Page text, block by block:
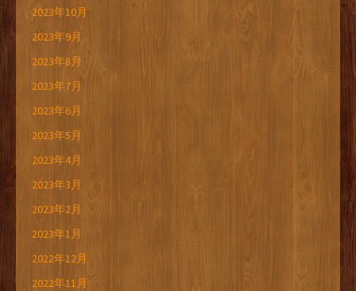
2023年10月
2023年9月
2023年8月
2023年7月
2023年6月
2023年5月
2023年4月
2023年3月
2023年2月
2023年1月
2022年12月
2022年11月